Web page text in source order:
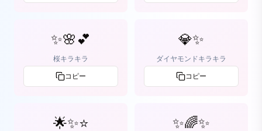
✨🌸💕
桜キラキラ
コピー
💎✨
ダイヤモンドキラキラ
コピー
🌟✨⭐ ✨🌈✨